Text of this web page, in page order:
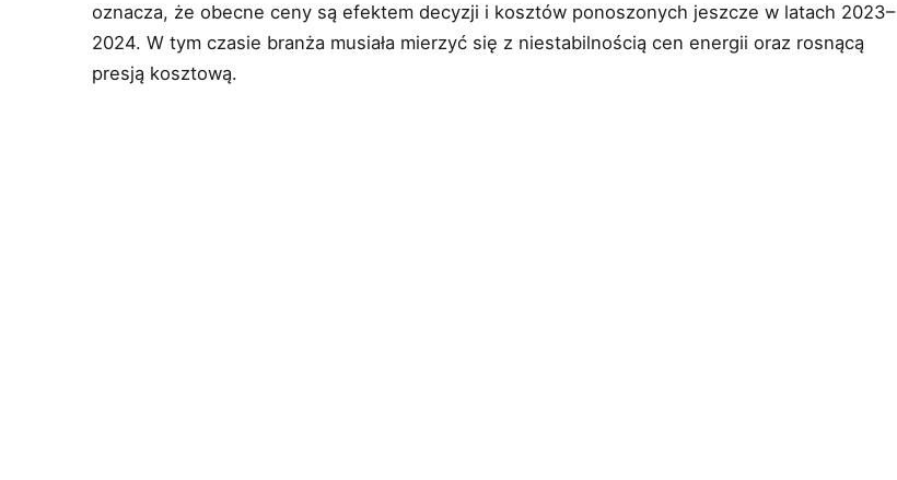
oznacza, że obecne ceny są efektem decyzji i kosztów ponoszonych jeszcze w latach 2023–
2024. W tym czasie branża musiała mierzyć się z niestabilnością cen energii oraz rosnącą
presją kosztową.